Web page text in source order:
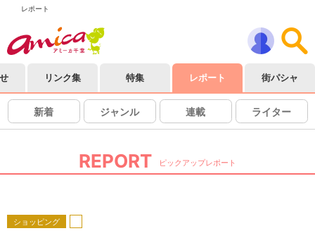
レポート
リンク集 特集 レポート 街パシャ
新着 ジャンル 連載 ライター
REPORT ピックアップレポート
ショッピング